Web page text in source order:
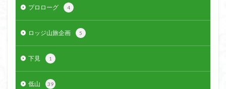
プロローグ 4
ロッジ山旅企画 5
下見 1
低山 39